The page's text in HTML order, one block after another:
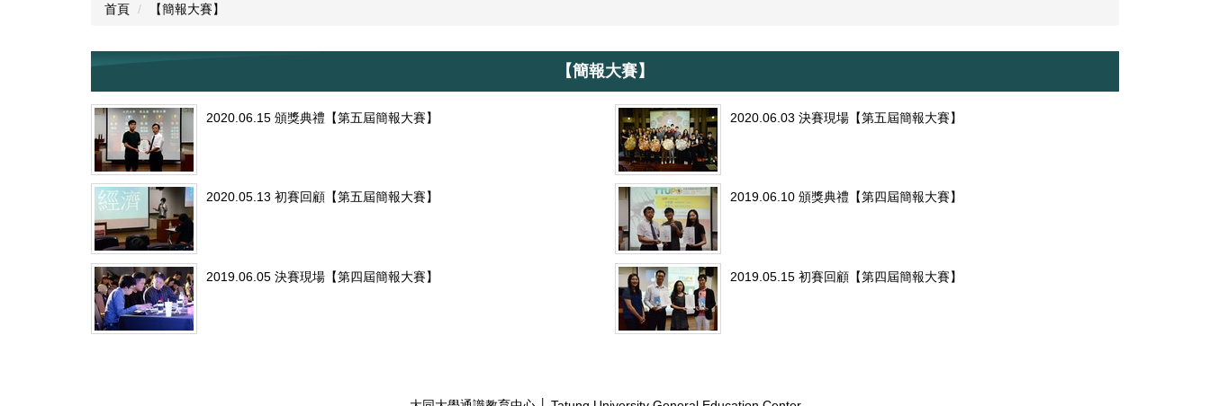
首頁 【簡報大賽】
【簡報大賽】
2020.06.15 頒獎典禮【第五屆簡報大賽】 2020.06.03 決賽現場【第五屆簡報大賽】
2020.05.13 初賽回顧【第五屆簡報大賽】 2019.06.10 頒獎典禮【第四屆簡報大賽】
2019.06.05 決賽現場【第四屆簡報大賽】 2019.05.15 初賽回顧【第四屆簡報大賽】